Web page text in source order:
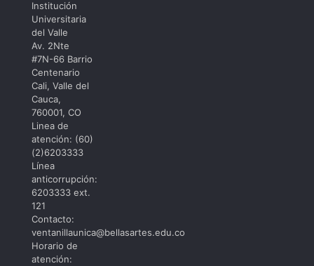
Institución
Universitaria
del Valle
Av. 2Nte
#7N-66 Barrio
Centenario
Cali, Valle del
Cauca,
760001, CO
Linea de
atención: (60)
(2)6203333
Línea
anticorrupción:
6203333 ext.
121
Contacto:
ventanillaunica@bellasartes.edu.co
Horario de
atención: